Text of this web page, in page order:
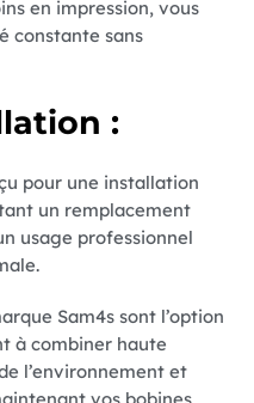
en impression, vous
constante sans
:
pour une installation
un remplacement
usage professionnel
Sam4s sont l’option
à combiner haute
l’environnement et
vos bobines